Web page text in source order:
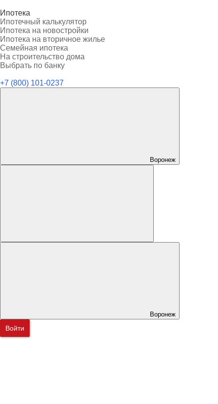
Ипотека
Ипотечный калькулятор
Ипотека на новостройки
Ипотека на вторичное жилье
Семейная ипотека
На строительство дома
Выбрать по банку
+7 (800) 101-0237
Воронеж
Воронеж
Войти